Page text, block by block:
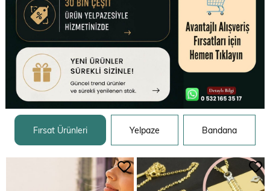
Fırsat Ürünleri Yelpaze Bandana